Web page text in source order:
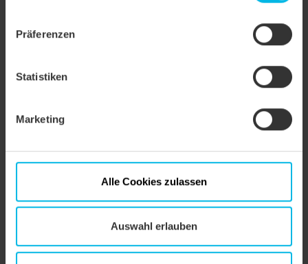
Präferenzen
Statistiken
Marketing
Alle Cookies zulassen
Auswahl erlauben
RAT HÖN Firstanschluss-Lüfter-Ortgangziegel rechts